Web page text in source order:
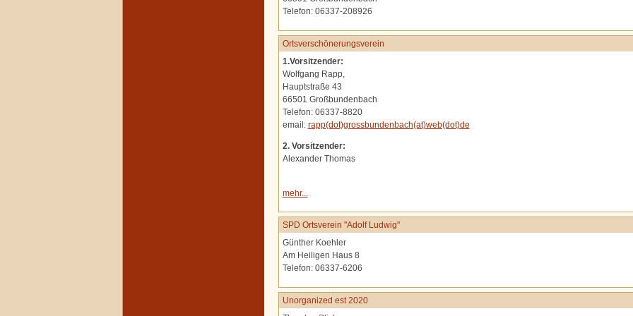
Telefon: 06337-208926
Ortsverschönerungsverein
1.Vorsitzender:
Wolfgang Rapp,
Hauptstraße 43
66501 Großbundenbach
Telefon: 06337-8820
email: rapp(dot)grossbundenbach(at)web(dot)de
2. Vorsitzender:
Alexander Thomas
mehr...
SPD Ortsverein "Adolf Ludwig"
Günther Koehler
Am Heiligen Haus 8
Telefon: 06337-6206
Unorganized est 2020